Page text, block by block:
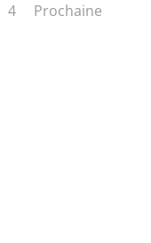
4 Prochaine